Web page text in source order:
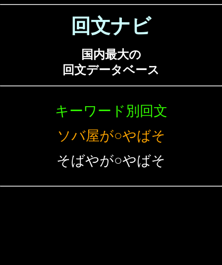
回文ナビ
国内最大の
回文データベース
キーワード別回文
ソバ屋が○やばそ
そばやが○やばそ